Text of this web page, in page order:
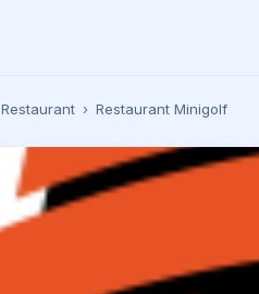
Restaurant › Restaurant Minigolf